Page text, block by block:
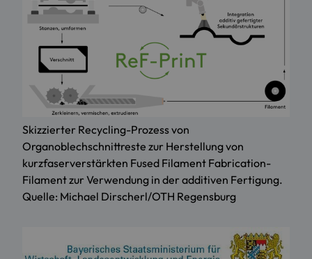
Skizzierter Recycling-Prozess von
Organoblechschnittreste zur Herstellung von
kurzfaserverstärkten Fused Filament Fabrication-
Filament zur Verwendung in der additiven Fertigung.
Quelle: Michael Dirscherl/OTH Regensburg